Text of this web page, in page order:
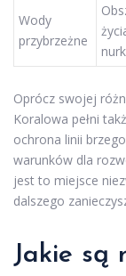
Wody
przybrzeżne
Oprócz swojej
Koralowa pełni
ochrona linii
warunków dla
jest to miejsce
dalszego
Jakie są